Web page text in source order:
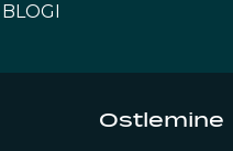
BLOGI
Ostlemine